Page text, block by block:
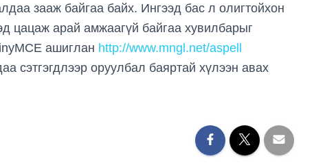
зааж байгаа байх. Ингээд бас л олигтойхон
цацаж арай амжаагүй байгаа хувилбарыг
ашиглан http://www.mngl.net/aspell
сэтгэгдлээр оруулбал баяртай хүлээн авах